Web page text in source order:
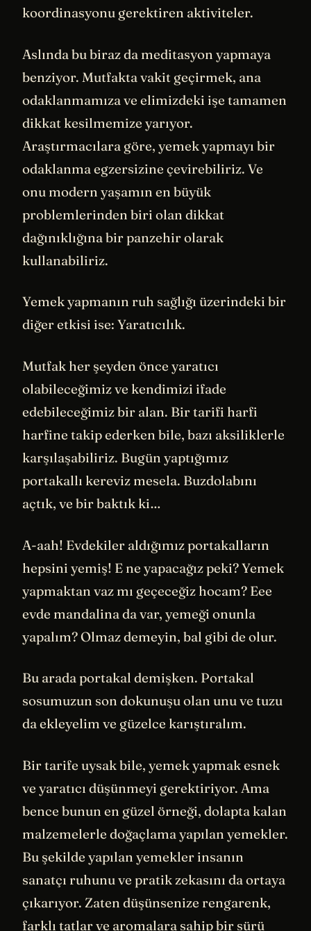
koordinasyonu gerektiren aktiviteler.
Aslında bu biraz da meditasyon yapmaya
benziyor. Mutfakta vakit geçirmek, ana
odaklanmamıza ve elimizdeki işe tamamen
dikkat kesilmemize yarıyor.
Araştırmacılara göre, yemek yapmayı bir
odaklanma egzersizine çevirebiliriz. Ve
onu modern yaşamın en büyük
problemlerinden biri olan dikkat
dağınıklığına bir panzehir olarak
kullanabiliriz.
Yemek yapmanın ruh sağlığı üzerindeki bir
diğer etkisi ise: Yaratıcılık.
Mutfak her şeyden önce yaratıcı
olabileceğimiz ve kendimizi ifade
edebileceğimiz bir alan. Bir tarifi harfi
harfine takip ederken bile, bazı aksiliklerle
karşılaşabiliriz. Bugün yaptığımız
portakallı kereviz mesela. Buzdolabını
açtık, ve bir baktık ki…
A-aah! Evdekiler aldığımız portakalların
hepsini yemiş! E ne yapacağız peki? Yemek
yapmaktan vaz mı geçeceğiz hocam? Eee
evde mandalina da var, yemeği onunla
yapalım? Olmaz demeyin, bal gibi de olur.
Bu arada portakal demişken. Portakal
sosumuzun son dokunuşu olan unu ve tuzu
da ekleyelim ve güzelce karıştıralım.
Bir tarife uysak bile, yemek yapmak esnek
ve yaratıcı düşünmeyi gerektiriyor. Ama
bence bunun en güzel örneği, dolapta kalan
malzemelerle doğaçlama yapılan yemekler.
Bu şekilde yapılan yemekler insanın
sanatçı ruhunu ve pratik zekasını da ortaya
çıkarıyor. Zaten düşünsenize rengarenk,
farklı tatlar ve aromalara sahip bir sürü